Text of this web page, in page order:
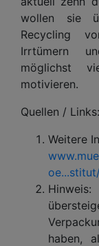
wollen sie
Recycling
Irrtümern
möglichst
motivieren.
Quellen / Links:
Weitere
oe...stitut/
haben,